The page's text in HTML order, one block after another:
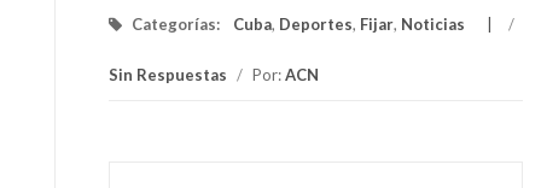
Categorías: Cuba, Deportes, Fijar, Noticias /
Sin Respuestas / Por:ACN